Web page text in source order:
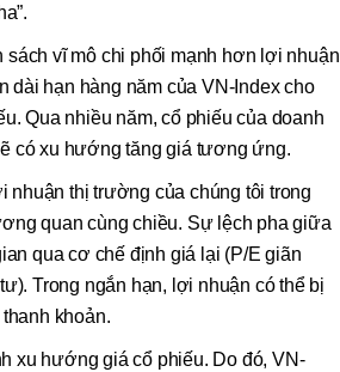
sách vĩ mô chi phối mạnh hơn lợi nhuận
dài hạn hàng năm của VN-Index cho
Qua nhiều năm, cổ phiếu của doanh
có xu hướng tăng giá tương ứng.
thị trường của chúng tôi trong
quan cùng chiều. Sự lệch pha giữa
qua cơ chế định giá lại (P/E giãn
Trong ngắn hạn, lợi nhuận có thể bị
khoản.
xu hướng giá cổ phiếu. Do đó, VN-